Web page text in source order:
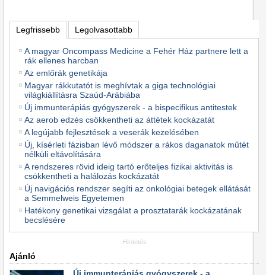
Legfrissebb Legolvasottabb
A magyar Oncompass Medicine a Fehér Ház partnere lett a
rák ellenes harcban
Az emlőrák genetikája
Magyar rákkutatót is meghívtak a giga technológiai
világkiállításra Szaúd-Arábiába
Új immunterápiás gyógyszerek - a bispecifikus antitestek
Az aerob edzés csökkentheti az áttétek kockázatát
A legújabb fejlesztések a veserák kezelésében
Új, kísérleti fázisban lévő módszer a rákos daganatok műtét
nélküli eltávolítására
A rendszeres rövid ideig tartó erőteljes fizikai aktivitás is
csökkentheti a halálozás kockázatát
Új navigációs rendszer segíti az onkológiai betegek ellátását
a Semmelweis Egyetemen
Hatékony genetikai vizsgálat a prosztatarák kockázatának
becslésére
Hirdetés
Ajánló
Új immunterápiás gyógyszerek - a